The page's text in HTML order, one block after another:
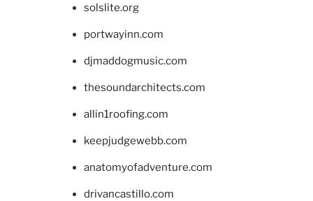
solslite.org
portwayinn.com
djmaddogmusic.com
thesoundarchitects.com
allin1roofing.com
keepjudgewebb.com
anatomyofadventure.com
drivancastillo.com